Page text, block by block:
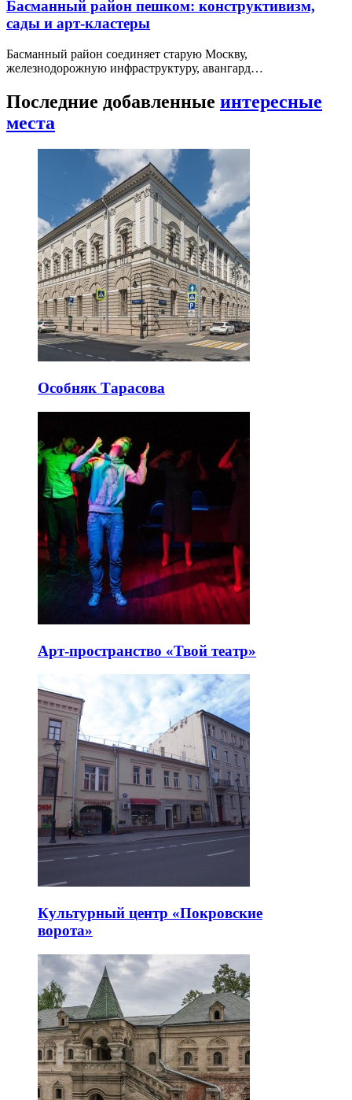
Басманный район пешком: конструктивизм,
сады и арт-кластеры
Басманный район соединяет старую Москву,
железнодорожную инфраструктуру, авангард…
Последние добавленные интересные
места
Особняк Тарасова
Арт-пространство «Твой театр»
Культурный центр «Покровские
ворота»